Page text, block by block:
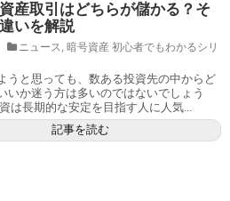
産取引はどちらが儲かる？そ
いを解説
ニュース, 暗号資産 初心者でもわかるシリ
うと思っても、数ある投資先の中からど
いか迷う方は多いのではないでしょう
は長期的な安定を目指す人に人気...
記事を読む